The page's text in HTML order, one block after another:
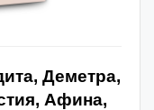
Деметра,
Афина,